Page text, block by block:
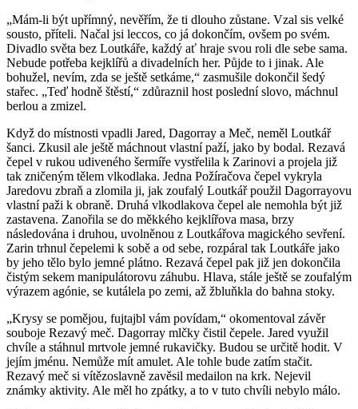
„Mám-li být upřímný, nevěřím, že ti dlouho zůstane. Vzal sis velké
sousto, příteli. Načal jsi leccos, co já dokončím, ovšem po svém.
Divadlo světa bez Loutkáře, každý ať hraje svou roli dle sebe sama.
Nebude potřeba kejklířů a divadelních her. Půjde to i jinak. Ale
bohužel, nevím, zda se ještě setkáme,“ zasmušile dokončil šedý
stařec. „Teď hodně štěstí,“ zdůraznil host poslední slovo, máchnul
berlou a zmizel.
Když do místnosti vpadli Jared, Dagorray a Meč, neměl Loutkář
šanci. Zkusil ale ještě máchnout vlastní paží, jako by bodal. Rezavá
čepel v rukou udiveného šermíře vystřelila k Zarinovi a projela již
tak zničeným tělem vlkodlaka. Jedna Požíračova čepel vykryla
Jaredovu zbraň a zlomila ji, jak zoufalý Loutkář použil Dagorrayovu
vlastní paži k obraně. Druhá vlkodlakova čepel ale nemohla být již
zastavena. Zanořila se do měkkého kejklířova masa, brzy
následována i druhou, uvolněnou z Loutkářova magického sevření.
Zarin trhnul čepelemi k sobě a od sebe, rozpáral tak Loutkáře jako
by jeho tělo bylo jemné plátno. Rezavá čepel pak již jen dokončila
čistým sekem manipulátorovu záhubu. Hlava, stále ještě se zoufalým
výrazem agónie, se kutálela po zemi, až žbluňkla do bahna stoky.
„Krysy se pomějou, fujtajbl vám povídam,“ okomentoval závěr
souboje Rezavý meč. Dagorray mlčky čistil čepele. Jared využil
chvíle a stáhnul mrtvole jemné rukavičky. Budou se určitě hodit. V
jejím jménu. Nemůže mít amulet. Ale tohle bude zatím stačit.
Rezavý meč si vítězoslavně zavěsil medailon na krk. Nejevil
známky aktivity. Ale měl ho zpátky, a to v tuto chvíli nebylo málo.